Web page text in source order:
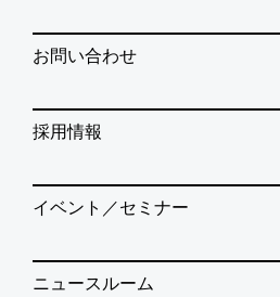
お問い合わせ
採用情報
イベント／セミナー
ニュースルーム